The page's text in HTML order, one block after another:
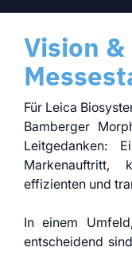
Vision
Für Leica
Bamberger
Leitgedanken:
Markenauftritt,
effizienten und
In einem
entscheidend